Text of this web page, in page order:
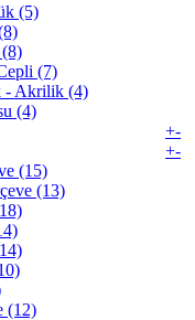
(5)
(7)
- Akrilik (4)
(4)
+-
+-
(15)
(13)
(12)